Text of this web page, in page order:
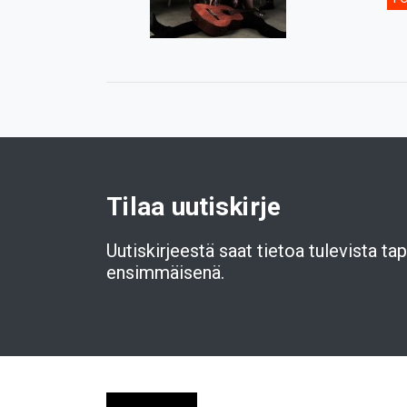
Tilaa uutiskirje
Uutiskirjeestä saat tietoa tulevista
ensimmäisenä.